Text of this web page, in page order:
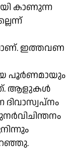
കാണുന്ന
ഇത്തവണ
പൂർണമായും
ആളുകൾ